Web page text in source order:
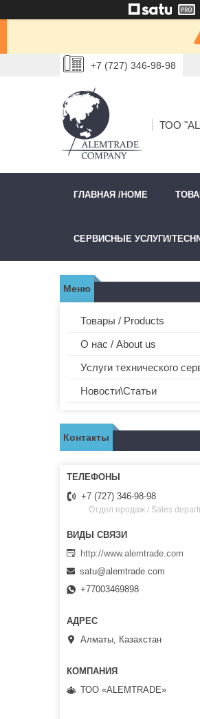
+7 (727) 346-98-98
ТОО
ГЛАВНАЯ /HOME
СЕРВИСНЫЕ УСЛУГИ/
Товары / Products
О нас / About us
Услуги технического
Новости\Статьи
Контакты
+7 (727) 346-98-98
Отдел продаж / Sales
http://www.alemtrade.com
satu@alemtrade.com
+77003469898
Алматы, Казахстан
ТОО «ALEMTRADE»